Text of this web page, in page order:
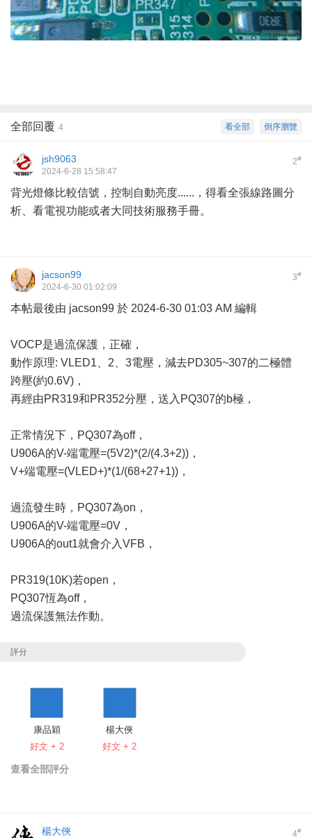
倒序瀏覽
看全部
全部回覆 4
2#
jsh9063
2024-6-28 15:58:47
背光燈條比較信號，控制自動亮度......，得看全張線路圖分
析、看電視功能或者大同技術服務手冊。
3#
jacson99
2024-6-30 01:02:09
本帖最後由 jacson99 於 2024-6-30 01:03 AM 編輯
VOCP是過流保護，正確，
動作原理: VLED1、2、3電壓，減去PD305~307的二極體
跨壓(約0.6V)，
再經由PR319和PR352分壓，送入PQ307的b極，
正常情況下，PQ307為off，
U906A的V-端電壓=(5V2)*(2/(4.3+2))，
V+端電壓=(VLED+)*(1/(68+27+1))，
過流發生時，PQ307為on，
U906A的V-端電壓=0V，
U906A的out1就會介入VFB，
PR319(10K)若open，
PQ307恆為off，
過流保護無法作動。
評分
康品穎
好文 + 2
楊大俠
好文 + 2
查看全部評分
4#
楊大俠